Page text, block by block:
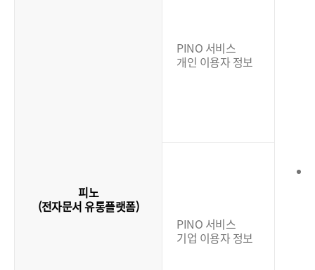
피노
(전자문서 유통플랫폼)
PINO 서비스
개인 이용자 정보
PINO 서비스
기업 이용자 정보